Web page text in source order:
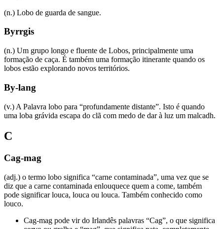
(n.) Lobo de guarda de sangue.
Byrrgis
(n.) Um grupo longo e fluente de Lobos, principalmente uma
formação de caça. É também uma formação itinerante quando os
lobos estão explorando novos territórios.
By-lang
(v.) A Palavra lobo para “profundamente distante”. Isto é quando
uma loba grávida escapa do clã com medo de dar à luz um malcadh.
C
Cag-mag
(adj.) o termo lobo significa “carne contaminada”, uma vez que se
diz que a carne contaminada enlouquece quem a come, também
pode significar louca, louca ou louca. Também conhecido como
louco.
Cag-mag pode vir do Irlandês palavras “Cag”, o que significa